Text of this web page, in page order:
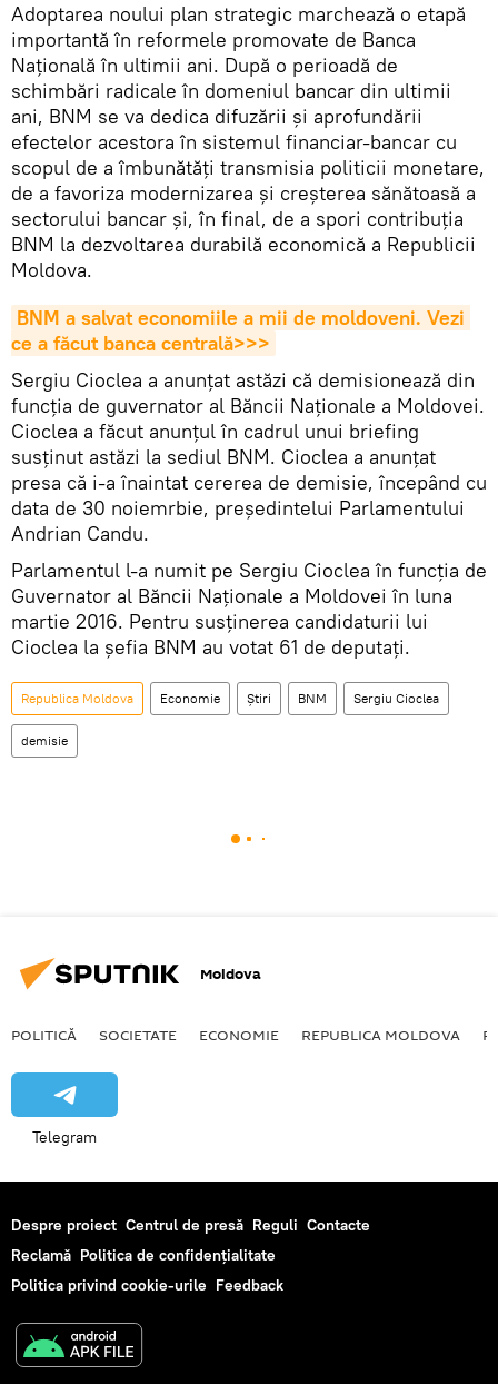
Adoptarea noului plan strategic marchează o etapă
importantă în reformele promovate de Banca
Națională în ultimii ani. După o perioadă de
schimbări radicale în domeniul bancar din ultimii
ani, BNM se va dedica difuzării și aprofundării
efectelor acestora în sistemul financiar-bancar cu
scopul de a îmbunătăți transmisia politicii monetare,
de a favoriza modernizarea și creșterea sănătoasă a
sectorului bancar și, în final, de a spori contribuția
BNM la dezvoltarea durabilă economică a Republicii
Moldova.
BNM a salvat economiile a mii de moldoveni. Vezi
ce a făcut banca centrală>>>
Sergiu Cioclea a anunțat astăzi că demisionează din
funcția de guvernator al Băncii Naționale a Moldovei.
Cioclea a făcut anunțul în cadrul unui briefing
susținut astăzi la sediul BNM. Cioclea a anunțat
presa că i-a înaintat cererea de demisie, începând cu
data de 30 noiemrbie, președintelui Parlamentului
Andrian Candu.
Parlamentul l-a numit pe Sergiu Cioclea în funcţia de
Guvernator al Băncii Naţionale a Moldovei în luna
martie 2016. Pentru susţinerea candidaturii lui
Cioclea la şefia BNM au votat 61 de deputaţi.
Republica Moldova Economie Știri BNM Sergiu Cioclea
demisie
Moldova
POLITICĂ SOCIETATE ECONOMIE REPUBLICA MOLDOVA
Telegram
Despre proiect Centrul de presă Reguli Contacte
Reclamă Politica de confidențialitate
Politica privind cookie-urile Feedback